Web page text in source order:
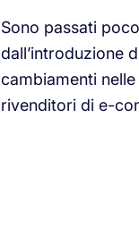
Sono passati
dall’introduzione
cambiamenti nelle
rivenditori di e-